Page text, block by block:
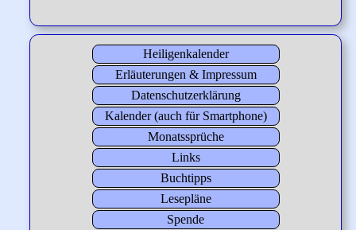
Heiligenkalender
Erläuterungen & Impressum
Datenschutzerklärung
Kalender (auch für Smartphone)
Monatssprüche
Links
Buchtipps
Lesepläne
Spende